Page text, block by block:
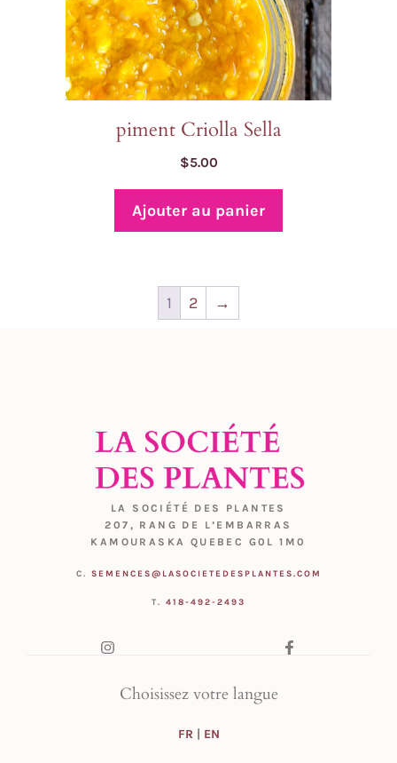
piment Criolla Sella
$5.00
Ajouter au panier
1 2 →
LA SOCIÉTÉ DES PLANTES
207, RANG DE L’EMBARRAS
KAMOURASKA QUEBEC G0L 1M0
C. SEMENCES@LASOCIETEDESPLANTES.COM
T. 418-492-2493
Choisissez votre langue
FR | EN